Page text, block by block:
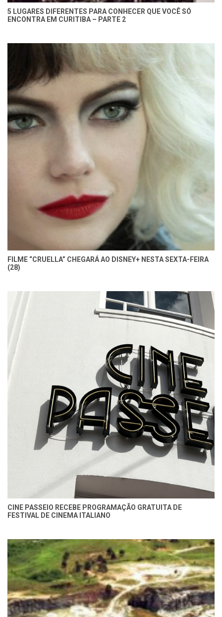
5 LUGARES DIFERENTES PARA CONHECER QUE VOCÊ SÓ
ENCONTRA EM CURITIBA – PARTE 2
FILME “CRUELLA” CHEGARÁ AO DISNEY+ NESTA SEXTA-FEIRA
(28)
CINE PASSEIO RECEBE PROGRAMAÇÃO GRATUITA DE
FESTIVAL DE CINEMA ITALIANO